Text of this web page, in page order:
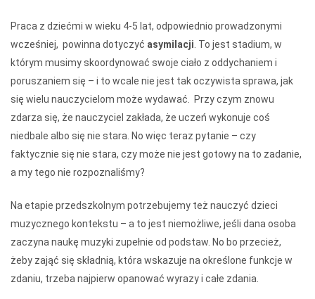
Praca z dziećmi w wieku 4-5 lat, odpowiednio prowadzonymi
wcześniej, powinna dotyczyć asymilacji. To jest stadium, w
którym musimy skoordynować swoje ciało z oddychaniem i
poruszaniem się – i to wcale nie jest tak oczywista sprawa, jak
się wielu nauczycielom może wydawać. Przy czym znowu
zdarza się, że nauczyciel zakłada, że uczeń wykonuje coś
niedbale albo się nie stara. No więc teraz pytanie – czy
faktycznie się nie stara, czy może nie jest gotowy na to zadanie,
a my tego nie rozpoznaliśmy?
Na etapie przedszkolnym potrzebujemy też nauczyć dzieci
muzycznego kontekstu – a to jest niemożliwe, jeśli dana osoba
zaczyna naukę muzyki zupełnie od podstaw. No bo przecież,
żeby zająć się składnią, która wskazuje na określone funkcje w
zdaniu, trzeba najpierw opanować wyrazy i całe zdania.